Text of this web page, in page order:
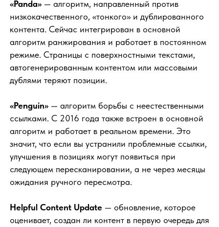
«Panda» — алгоритм, направленный против
низкокачественного, «тонкого» и дублированного
контента. Сейчас интегрирован в основной
алгоритм ранжирования и работает в постоянном
режиме. Страницы с поверхностными текстами,
автогенерированным контентом или массовыми
дублями теряют позиции.
«Penguin» — алгоритм борьбы с неестественными
ссылками. С 2016 года также встроен в основной
алгоритм и работает в реальном времени. Это
значит, что если вы устранили проблемные ссылки,
улучшения в позициях могут появиться при
следующем пересканировании, а не через месяцы
ожидания ручного пересмотра.
Helpful Content Update — обновление, которое
оценивает, создан ли контент в первую очередь для